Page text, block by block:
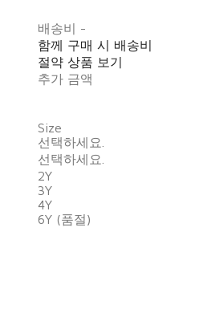
배송비 -
함께 구매 시 배송비
절약 상품 보기
추가 금액
Size
선택하세요.
선택하세요.
2Y
3Y
4Y
6Y (품절)